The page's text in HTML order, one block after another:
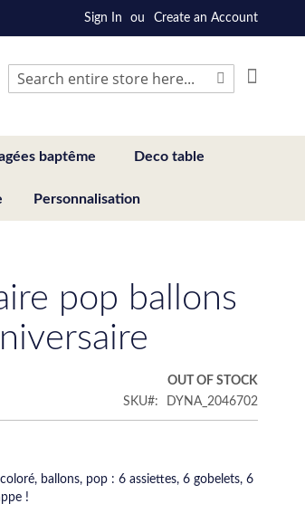
Sign In Create an Account
Search
baptême Deco table
Personnalisation
pop ballons
OUT OF STOCK
SKU
DYNA_2046702
ballons, pop : 6 assiettes, 6 gobelets, 6
!